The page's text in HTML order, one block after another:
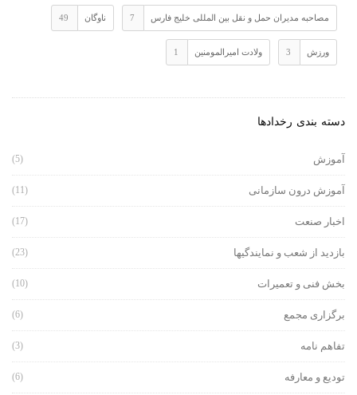
مصاحبه مدیران حمل و نقل بین المللی خلیج فارس 7 ناوگان 49
ورزش 3 ولادت امیرالمومنین 1
دسته بندی رخدادها
آموزش (5)
آموزش درون سازمانی (11)
اخبار صنعت (17)
بازدید از شعب و نمایندگیها (23)
بخش فنی و تعمیرات (10)
برگزاری مجمع (6)
تفاهم نامه (3)
تودیع و معارفه (6)